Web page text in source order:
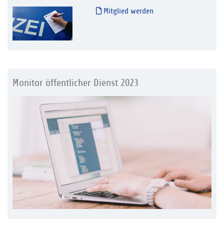
Mitglied werden
Monitor öffentlicher Dienst 2023